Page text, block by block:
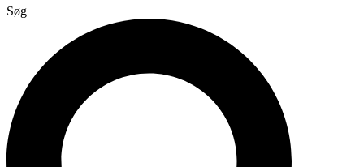
Søg